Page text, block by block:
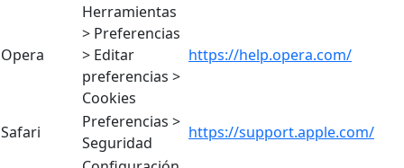
Opera
Herramientas
> Preferencias
> Editar
preferencias >
Cookies
https://help.opera.com/
Safari
Preferencias >
Seguridad
https://support.apple.com/